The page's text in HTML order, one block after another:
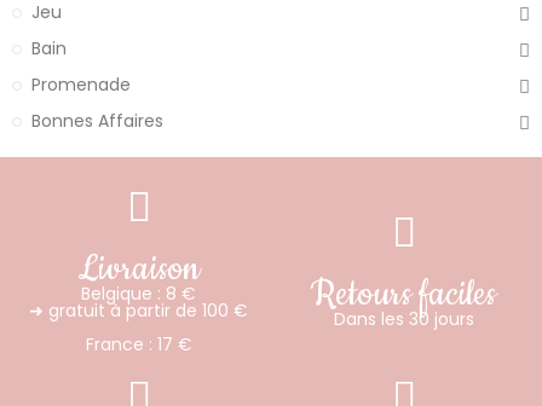
Jeu
Bain
Promenade
Bonnes Affaires
Livraison
Belgique : 8 €
➜ gratuit à partir de 100 €
France : 17 €
Retours faciles
Dans les 30 jours